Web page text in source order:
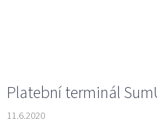
Platební terminál
11.6.2020